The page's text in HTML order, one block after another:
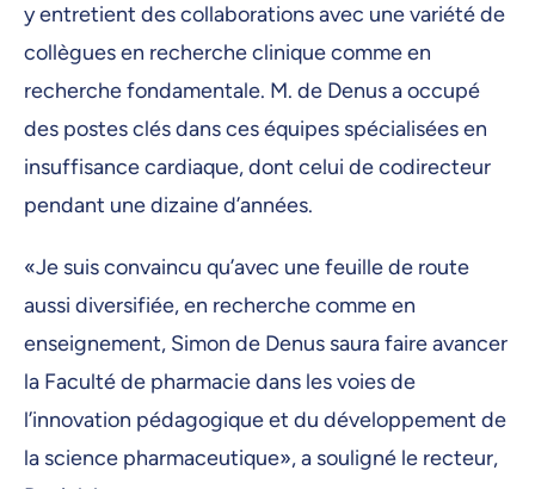
y entretient des collaborations avec une variété de
collègues en recherche clinique comme en
recherche fondamentale. M. de Denus a occupé
des postes clés dans ces équipes spécialisées en
insuffisance cardiaque, dont celui de codirecteur
pendant une dizaine d’années.
«Je suis convaincu qu’avec une feuille de route
aussi diversifiée, en recherche comme en
enseignement, Simon de Denus saura faire avancer
la Faculté de pharmacie dans les voies de
l’innovation pédagogique et du développement de
la science pharmaceutique», a souligné le recteur,